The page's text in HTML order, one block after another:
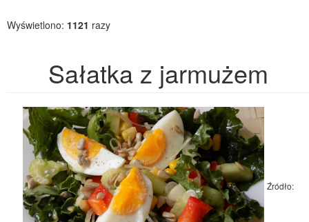
Wyświetlono: 1121 razy
Sałatka z jarmużem
Źródło: